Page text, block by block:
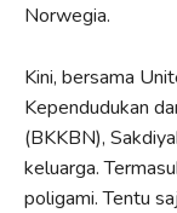
Norwegia.
Kini, bersama
Kependudukan
(BKKBN),
keluarga.
poligami. Tentu